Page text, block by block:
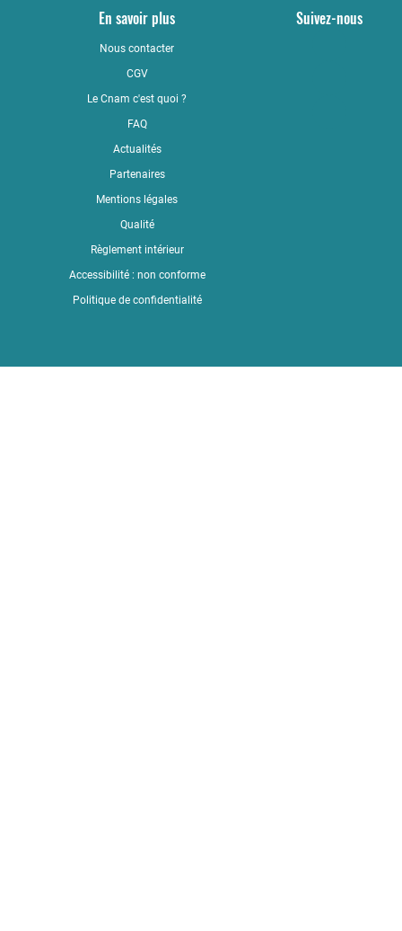
En savoir plus
Nous contacter
CGV
Le Cnam c'est quoi ?
FAQ
Actualités
Partenaires
Mentions légales
Qualité
Règlement intérieur
Accessibilité : non conforme
Politique de confidentialité
Suivez-nous